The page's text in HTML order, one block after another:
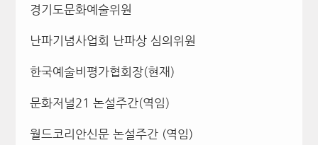
경기도문화예술위원
난파기념사업회 난파상 심의위원
한국예술비평가협회장(현재)
문화저널21 논설주간(역임)
월드코리안신문 논설주간 (역임)